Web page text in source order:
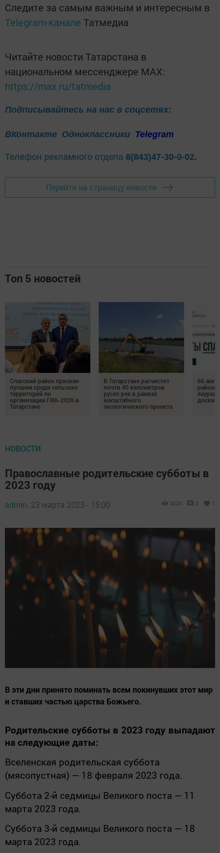
Следите за самым важным и интересным в
Telegram-канале Татмедиа
Читайте новости Татарстана в
национальном мессенджере MАХ:
https://max.ru/tatmedia
Подписывайтесь на нас в соцсетях:
ВКонтакте Одноклассники Telegram
Телефон рекламного отдела 8(843)47-30-0-02.
Перейти на страницу новости
Топ 5 новостей
Спасский район признан
лучшим среди сельских
территорий по
организации ГИА-2026 в
Татарстане
В Татарстане расчистят
почти 40 километров
русел рек в рамках
масштабного
экологического проекта
66
района
доски
НОВОСТИ
Православные родительские субботы в
2023 году
admin, 23 марта 2023 - 15:00 3029 0 1
В эти дни принято поминать всем покинувших этот мир
и ставших частью царства Божьего.
Родительские субботы в 2023 году выпадают
на следующие даты:
Вселенская родительская суббота
(мясопустная) — 18 февраля 2023 года.
Суббота 2-й седмицы Великого поста — 11
марта 2023 года.
Суббота 3-й седмицы Великого поста — 18
марта 2023 года.